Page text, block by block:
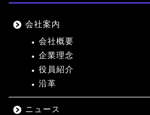
会社案内
会社概要
企業理念
役員紹介
沿革
ニュース